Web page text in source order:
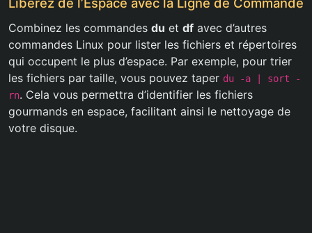
Libérez de l’Espace avec la Ligne de Commande
Combinez les commandes du et df avec d’autres
commandes Linux pour lister les fichiers et répertoires
qui occupent le plus d’espace. Par exemple, pour trier
les fichiers par taille, vous pouvez taper du -a
| sort -
rn. Cela vous permettra d’identifier les fichiers
gourmands en espace, facilitant ainsi le nettoyage de
votre disque.